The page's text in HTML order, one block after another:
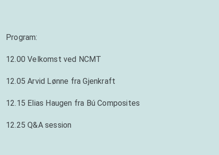
Program:
12.00 Velkomst ved NCMT
12.05 Arvid Lønne fra Gjenkraft
12.15 Elias Haugen fra Bú Composites
12.25 Q&A session